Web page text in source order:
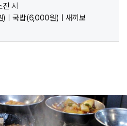
시
)ㅣ국밥(6,000원)ㅣ새끼보